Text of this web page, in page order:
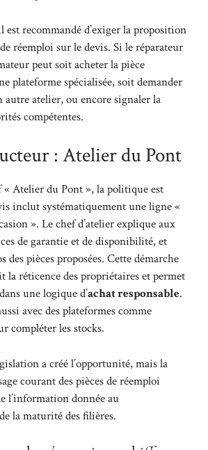
est recommandé d’exiger la proposition
réemploi sur le devis. Si le réparateur
peut soit acheter la pièce
plateforme spécialisée, soit demander
autre atelier, ou encore signaler la
compétentes.
: Atelier du Pont
« Atelier du Pont », la politique est
inclut systématiquement une ligne «
». Le chef d’atelier explique aux
de garantie et de disponibilité, et
des pièces proposées. Cette démarche
la réticence des propriétaires et permet
une logique d’achat responsable.
avec des plateformes comme
compléter les stocks.
a créé l’opportunité, mais la
courant des pièces de réemploi
l’information donnée au
la maturité des filières.